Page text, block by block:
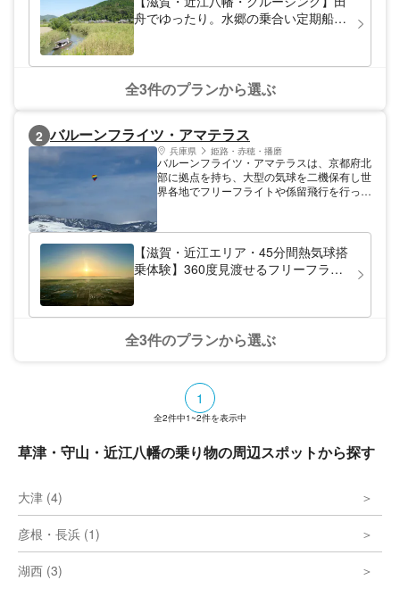
す。
舟でゆったり。水郷の乗合い定期船
全3件のプランから選ぶ
2 バルーンフライツ・アマテラス
兵庫県 姫路・赤穂・播磨
バルーンフライツ・アマテラスは、京都府北
部に拠点を持ち、大型の気球を二機保有し世
界各地でフリーフライトや係留飛行を行って
【滋賀・近江エリア・45分間熱気球搭
乗体験】360度見渡せるフリーフライ
全3件のプランから選ぶ
1
全2件中1~2件を表示中
草津・守山・近江八幡の乗り物の周辺スポットから探す
大津 (4)
彦根・長浜 (1)
湖西 (3)